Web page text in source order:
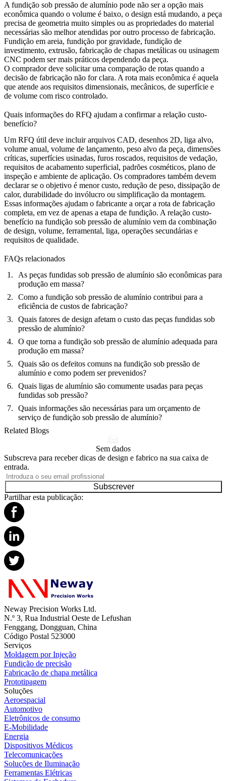
A fundição sob pressão de alumínio pode não ser a opção mais
econômica quando o volume é baixo, o design está mudando, a peça
precisa de geometria muito simples ou as propriedades do material
necessárias são melhor atendidas por outro processo de fabricação.
Fundição em areia, fundição por gravidade, fundição de
investimento, extrusão, fabricação de chapas metálicas ou usinagem
CNC podem ser mais práticos dependendo da peça.
O comprador deve solicitar uma comparação de rotas quando a
decisão de fabricação não for clara. A rota mais econômica é aquela
que atende aos requisitos dimensionais, mecânicos, de superfície e
de volume com risco controlado.
Quais informações do RFQ ajudam a confirmar a relação custo-
benefício?
Um RFQ útil deve incluir arquivos CAD, desenhos 2D, liga alvo,
volume anual, volume de lançamento, peso alvo da peça, dimensões
críticas, superfícies usinadas, furos roscados, requisitos de vedação,
requisitos de acabamento superficial, padrões cosméticos, plano de
inspeção e ambiente de aplicação. Os compradores também devem
declarar se o objetivo é menor custo, redução de peso, dissipação de
calor, durabilidade do invólucro ou simplificação da montagem.
Essas informações ajudam o fabricante a orçar a rota de fabricação
completa, em vez de apenas a etapa de fundição. A relação custo-
benefício na fundição sob pressão de alumínio vem da combinação
de design, volume, ferramental, liga, operações secundárias e
requisitos de qualidade.
FAQs relacionados
As peças fundidas sob pressão de alumínio são econômicas para
produção em massa?
Como a fundição sob pressão de alumínio contribui para a
eficiência de custos de fabricação?
Quais fatores de design afetam o custo das peças fundidas sob
pressão de alumínio?
O que torna a fundição sob pressão de alumínio adequada para
produção em massa?
Quais são os defeitos comuns na fundição sob pressão de
alumínio e como podem ser prevenidos?
Quais ligas de alumínio são comumente usadas para peças
fundidas sob pressão?
Quais informações são necessárias para um orçamento de
serviço de fundição sob pressão de alumínio?
Related Blogs
Sem dados
Subscreva para receber dicas de design e fabrico na sua caixa de
entrada.
Subscrever
Partilhar esta publicação:
Neway Precision Works Ltd.
N.º 3, Rua Industrial Oeste de Lefushan
Fenggang, Dongguan, China
Código Postal 523000
Serviços
Moldagem por Injeção
Fundição de precisão
Fabricação de chapa metálica
Prototipagem
Soluções
Aeroespacial
Automotivo
Eletrônicos de consumo
E-Mobilidade
Energia
Dispositivos Médicos
Telecomunicações
Soluções de Iluminação
Ferramentas Elétricas